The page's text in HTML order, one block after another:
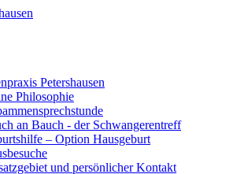
Petershausen
Philosophie
an Bauch - der Schwangerentreff
– Option Hausgeburt
und persönlicher Kontakt